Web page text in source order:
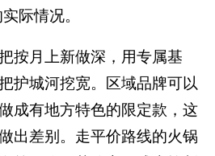
际情况。
按月上新做深，用专属基
护城河挖宽。区域品牌可以
成有地方特色的限定款，这
出差别。走平价路线的火锅